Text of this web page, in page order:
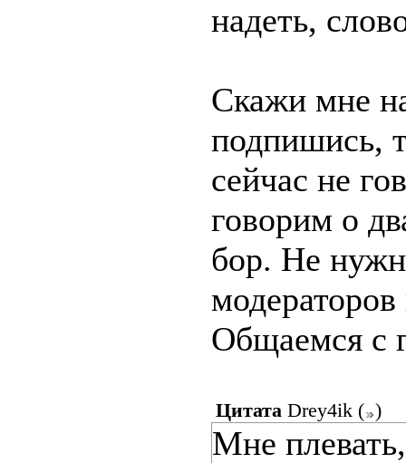
надеть,
Скажи мне
подпишись,
сейчас не
говорим о
бор. Не
Общаемся с
Цитата Drey4ik ( )
Мне